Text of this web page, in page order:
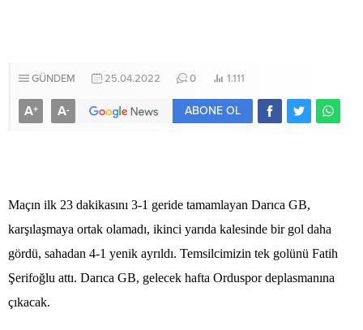
GÜNDEM 25.04.2022 0 1.111
A+ A- ABONE OL
Maçın ilk 23 dakikasını 3-1 geride tamamlayan Darıca GB,
karşılaşmaya ortak olamadı, ikinci yarıda kalesinde bir gol daha
gördü, sahadan 4-1 yenik ayrıldı. Temsilcimizin tek golünü Fatih
Şerifoğlu attı. Darıca GB, gelecek hafta Orduspor deplasmanına
çıkacak.